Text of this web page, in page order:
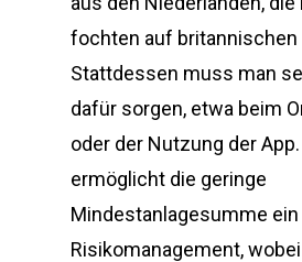
fochten auf britannischen
Stattdessen muss man
dafür sorgen, etwa beim
oder der Nutzung der
ermöglicht die geringe
Mindestanlagesumme
Risikomanagement,